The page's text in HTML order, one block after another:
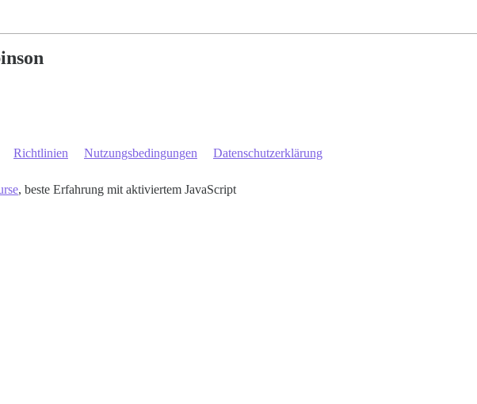
Richtlinien Nutzungsbedingungen Datenschutzerklärung
, beste Erfahrung mit aktiviertem JavaScript